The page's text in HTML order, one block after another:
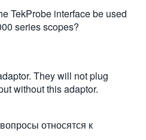
TekProbe interface be used
series scopes?
They will not plug
without this adaptor.
относятся к